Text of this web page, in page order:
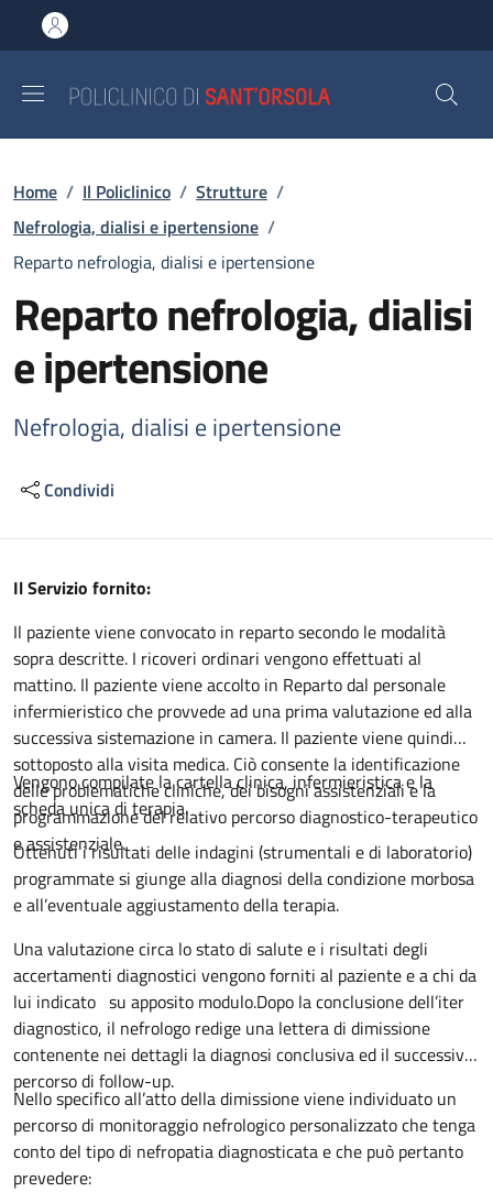
al contenuto principale
to footer content
Briciole di pane
Home / Il Policlinico / Strutture /
Nefrologia, dialisi e ipertensione /
Reparto nefrologia, dialisi e ipertensione
Reparto nefrologia, dialisi
e ipertensione
Nefrologia, dialisi e ipertensione
Condividi
Descrizione
Il Servizio fornito:
Il paziente viene convocato in reparto secondo le modalità
sopra descritte. I ricoveri ordinari vengono effettuati al
mattino. Il paziente viene accolto in Reparto dal personale
infermieristico che provvede ad una prima valutazione ed alla
successiva sistemazione in camera. Il paziente viene quindi
sottoposto alla visita medica. Ciò consente la identificazione
delle problematiche cliniche, dei bisogni assistenziali e la
programmazione del relativo percorso diagnostico-terapeutico
e assistenziale.
Vengono compilate la cartella clinica, infermieristica e la
scheda unica di terapia.
Ottenuti i risultati delle indagini (strumentali e di laboratorio)
programmate si giunge alla diagnosi della condizione morbosa
e all’eventuale aggiustamento della terapia.
Una valutazione circa lo stato di salute e i risultati degli
accertamenti diagnostici vengono forniti al paziente e a chi da
lui indicato su apposito modulo.Dopo la conclusione dell’iter
diagnostico, il nefrologo redige una lettera di dimissione
contenente nei dettagli la diagnosi conclusiva ed il successivo
percorso di follow-up.
Nello specifico all’atto della dimissione viene individuato un
percorso di monitoraggio nefrologico personalizzato che tenga
conto del tipo di nefropatia diagnosticata e che può pertanto
prevedere: